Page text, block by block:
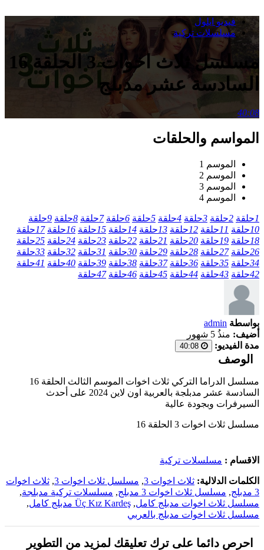
فيديو ايلول
مسلسلات تركية
مسلسل ثلاث اخوات 3 الحلقة 16
السادسة عشر مدبلج
40:08
المواسم والحلقات
الموسم 1
الموسم 2
الموسم 3
الموسم 4
1حلقة 2حلقة 3حلقة 4حلقة 5حلقة 6حلقة 7حلقة 8حلقة 9حلقة
10حلقة 11حلقة 12حلقة 13حلقة 14حلقة 15حلقة 16حلقة 17حلقة
18حلقة 19حلقة 20حلقة 21حلقة 22حلقة 23حلقة 24حلقة 25حلقة
26حلقة 27حلقة 28حلقة 29حلقة 30حلقة 31حلقة 32حلقة 33حلقة
34حلقة 35حلقة 36حلقة 37حلقة 38حلقة 39حلقة 40حلقة 41حلقة
42حلقة 43حلقة 44حلقة 45حلقة 46حلقة 47حلقة
بواسطة admin
أضيف: منذُ 5 شهور
مدة الفيديو:
الوصف
مسلسل الدراما التركي ثلاث اخوات الموسم الثالث الحلقة 16
السادسة عشر مدبلجة بالعربية اون لاين 2024 على أحدث
السيرفرات وبجودة عالية
مسلسل ثلاث اخوات 3 الحلقة 16
الاقسام : مسلسلات تركية
الكلمات الدلالية: ثلاث اخوات 3 , مسلسل ثلاث اخوات 3 , ثلاث اخوات
3 مدبلج
, مسلسل ثلاث اخوات 3 مدبلج , مسلسلات تركية مدبلجة,
مسلسل ثلاث اخوات مدبلج كامل, Üç Kız Kardeş مدبلج كامل
,
مسلسل ثلاث اخوات مدبلج بالعربي
احرص دائما على ترك تعليقك لمزيد من التطوير